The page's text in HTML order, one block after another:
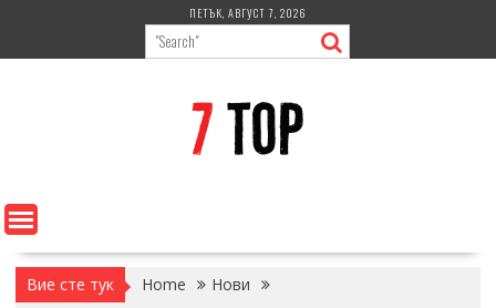
content
ПЕТЪК, АВГУСТ 7, 2026
Вие сте тук Home
Нови